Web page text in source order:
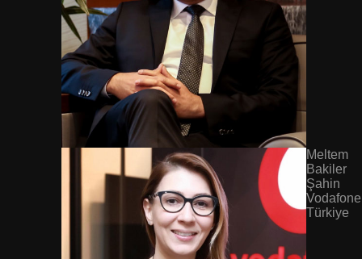
Meltem
Bakiler
Şahin
Vodafone
Türkiye